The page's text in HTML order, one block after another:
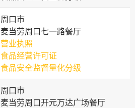
周口市
麦当劳周口七一路餐厅
营业执照
食品经营许可证
食品安全监督量化分级
周口市
麦当劳周口开元万达广场餐厅